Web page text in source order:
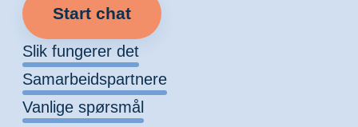
Start chat
Slik fungerer det
Samarbeidspartnere
Vanlige spørsmål